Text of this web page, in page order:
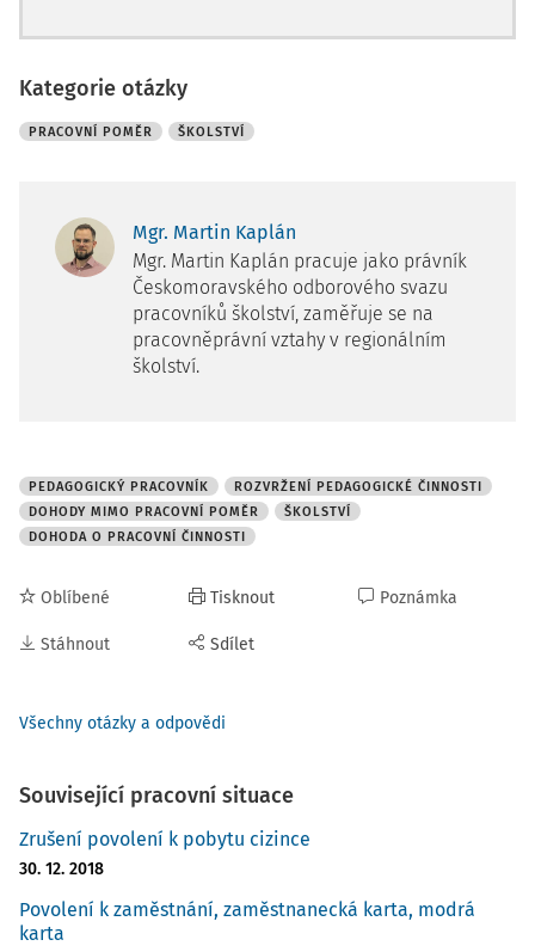
Kategorie otázky
PRACOVNÍ POMĚR ŠKOLSTVÍ
Mgr. Martin Kaplán
Mgr. Martin Kaplán pracuje jako právník
Českomoravského odborového svazu
pracovníků školství, zaměřuje se na
pracovněprávní vztahy v regionálním
školství.
PEDAGOGICKÝ PRACOVNÍK
ROZVRŽENÍ PEDAGOGICKÉ ČINNOSTI
DOHODY MIMO PRACOVNÍ POMĚR
ŠKOLSTVÍ
DOHODA O PRACOVNÍ ČINNOSTI
Oblíbené
Stáhnout
Tisknout
Sdílet
Poznámka
Všechny otázky a odpovědi
Související pracovní situace
Zrušení povolení k pobytu cizince
30. 12. 2018
Povolení k zaměstnání, zaměstnanecká karta, modrá
karta